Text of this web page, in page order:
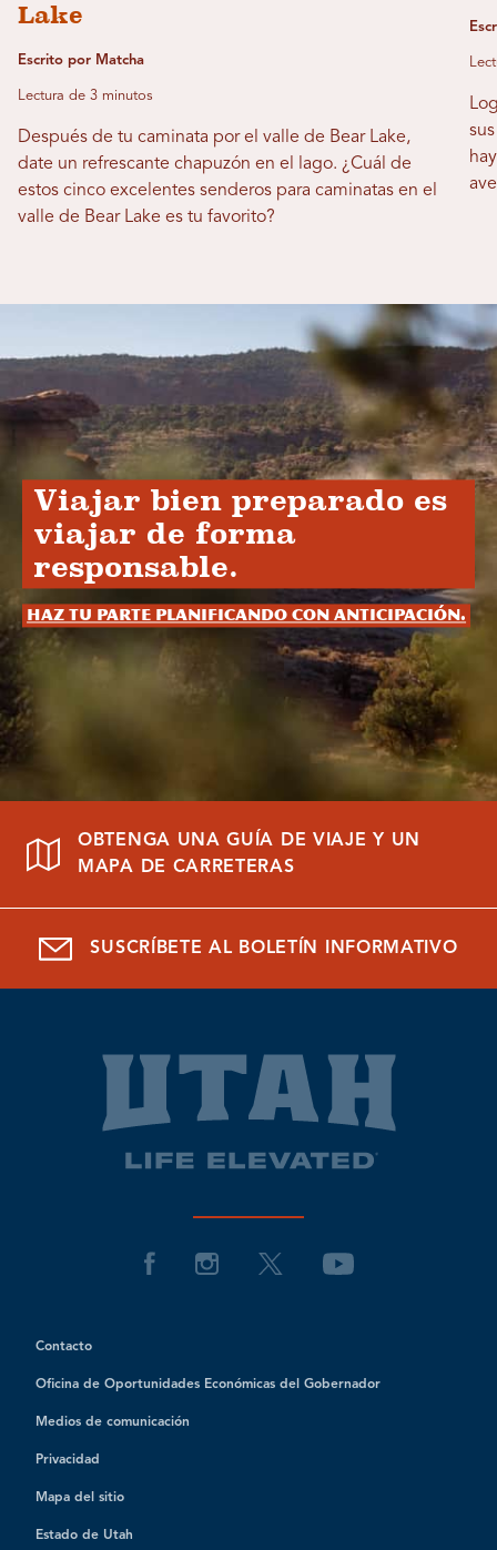
Lake
Escrito por Matcha
Lectura de 3 minutos
Después de tu caminata por el valle de Bear Lake,
date un refrescante chapuzón en el lago. ¿Cuál de
estos cinco excelentes senderos para caminatas en el
valle de Bear Lake es tu favorito?
Viajar bien preparado es
viajar de forma
responsable.
Haz tu parte planificando con anticipación.
OBTENGA UNA GUÍA DE VIAJE Y UN
MAPA DE CARRETERAS
SUSCRÍBETE AL BOLETÍN INFORMATIVO
Contacto
Oficina de Oportunidades Económicas del Gobernador
Medios de comunicación
Privacidad
Mapa del sitio
Estado de Utah